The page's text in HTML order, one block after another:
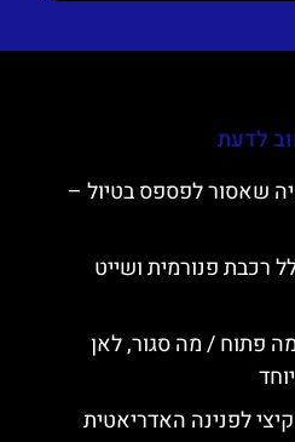
לדעת
שאסור לפספס בטיול –
רכבת פנורמית ושייט
פתוח / מה סגור, לאן
לפנינה האדריאטית